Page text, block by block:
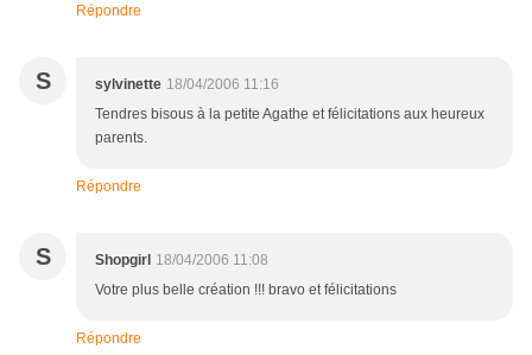
Répondre
S sylvinette 18/04/2006 11:16
Tendres bisous à la petite Agathe et félicitations aux heureux
parents.
Répondre
S Shopgirl 18/04/2006 11:08
Votre plus belle création !!! bravo et félicitations
Répondre